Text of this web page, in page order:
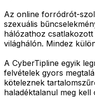
Az online forródrót-
szexuális
hálózathoz
világhálón. Mindez
A CyberTipline egyik
felvételek gyors
köteleznek
haladéktalanul meg